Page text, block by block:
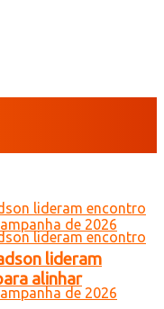
lideram
alinhar